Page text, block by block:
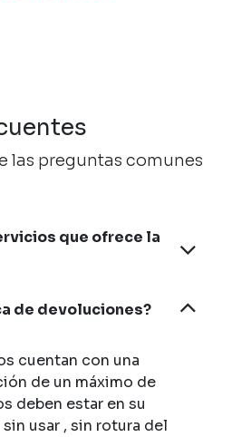
las preguntas comunes
que ofrece la
de devoluciones?
cuentan con una
de un máximo de
deben estar en su
usar , sin rotura del